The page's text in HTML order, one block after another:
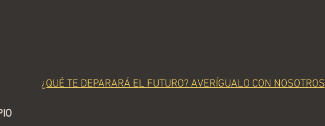
¿QUÉ TE DEPARARÁ EL FUTURO? AVERÍGUALO CON NOSOTROS